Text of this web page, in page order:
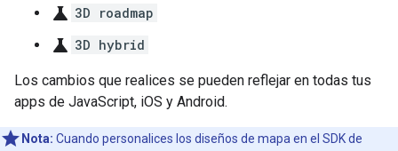
science 3D roadmap
science 3D hybrid
Los cambios que realices se pueden reflejar en todas tus
apps de JavaScript, iOS y Android.
Nota: Cuando personalices los diseños de mapa en el SDK de